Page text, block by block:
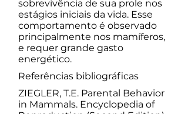
sobrevivência de sua prole nos
estágios iniciais da vida. Esse
comportamento é observado
principalmente nos mamíferos,
e requer grande gasto
energético.
Referências bibliográficas
ZIEGLER, T.E. Parental Behavior
in Mammals. Encyclopedia of